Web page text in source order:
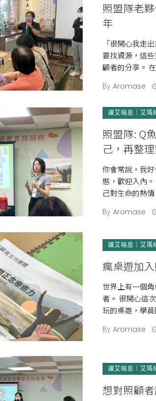
照盟隊老
年
「很開心我走
要找資源，這
顧者的分享。
By Aromase
讓艾喘息｜艾瑪
照盟隊: Q魚老師
己，再整
你會常說，我
態，歡迎入內
己對生命的熱
By Aromase
讓艾喘息｜艾瑪
瘋桌遊加
世界上有一個
者。 很開心這
玩的桌遊，學
By Aromase
讓艾喘息｜艾瑪
想對照顧